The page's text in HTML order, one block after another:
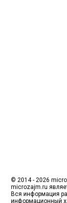
© 2014 - 2026
microzajm.ru
Вся информация
информационный